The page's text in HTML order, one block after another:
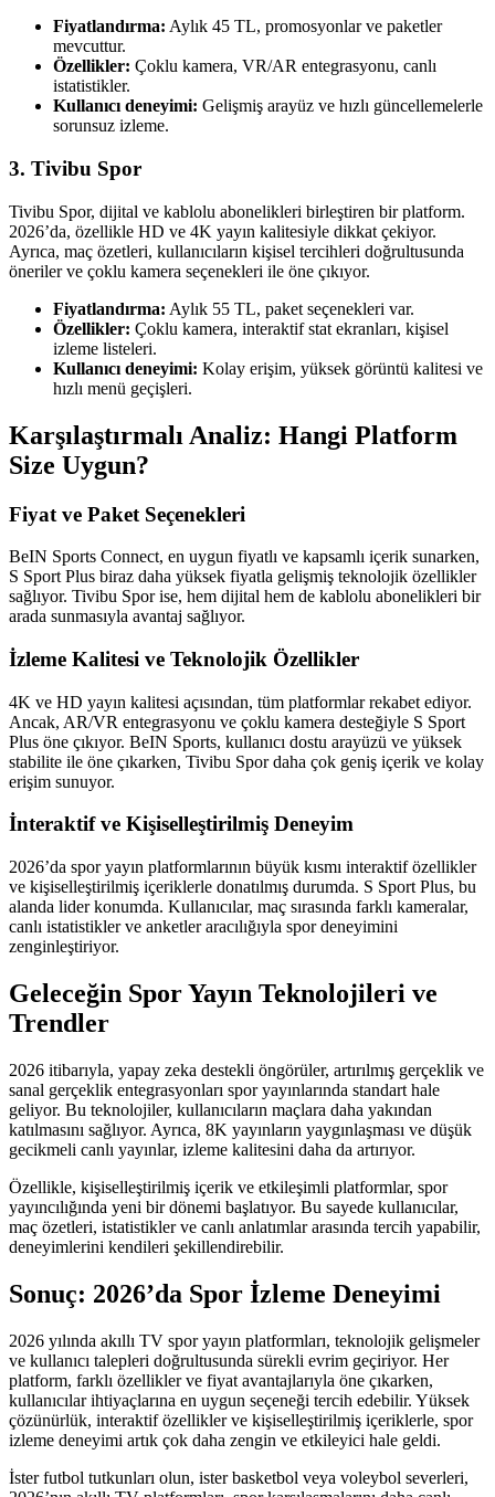
Fiyatlandırma: Aylık 45 TL, promosyonlar ve paketler
mevcuttur.
Özellikler: Çoklu kamera, VR/AR entegrasyonu, canlı
istatistikler.
Kullanıcı deneyimi: Gelişmiş arayüz ve hızlı güncellemelerle
sorunsuz izleme.
3. Tivibu Spor
Tivibu Spor, dijital ve kablolu abonelikleri birleştiren bir platform.
2026’da, özellikle HD ve 4K yayın kalitesiyle dikkat çekiyor.
Ayrıca, maç özetleri, kullanıcıların kişisel tercihleri doğrultusunda
öneriler ve çoklu kamera seçenekleri ile öne çıkıyor.
Fiyatlandırma: Aylık 55 TL, paket seçenekleri var.
Özellikler: Çoklu kamera, interaktif stat ekranları, kişisel
izleme listeleri.
Kullanıcı deneyimi: Kolay erişim, yüksek görüntü kalitesi ve
hızlı menü geçişleri.
Karşılaştırmalı Analiz: Hangi Platform
Size Uygun?
Fiyat ve Paket Seçenekleri
BeIN Sports Connect, en uygun fiyatlı ve kapsamlı içerik sunarken,
S Sport Plus biraz daha yüksek fiyatla gelişmiş teknolojik özellikler
sağlıyor. Tivibu Spor ise, hem dijital hem de kablolu abonelikleri bir
arada sunmasıyla avantaj sağlıyor.
İzleme Kalitesi ve Teknolojik Özellikler
4K ve HD yayın kalitesi açısından, tüm platformlar rekabet ediyor.
Ancak, AR/VR entegrasyonu ve çoklu kamera desteğiyle S Sport
Plus öne çıkıyor. BeIN Sports, kullanıcı dostu arayüzü ve yüksek
stabilite ile öne çıkarken, Tivibu Spor daha çok geniş içerik ve kolay
erişim sunuyor.
İnteraktif ve Kişiselleştirilmiş Deneyim
2026’da spor yayın platformlarının büyük kısmı interaktif özellikler
ve kişiselleştirilmiş içeriklerle donatılmış durumda. S Sport Plus, bu
alanda lider konumda. Kullanıcılar, maç sırasında farklı kameralar,
canlı istatistikler ve anketler aracılığıyla spor deneyimini
zenginleştiriyor.
Geleceğin Spor Yayın Teknolojileri ve
Trendler
2026 itibarıyla, yapay zeka destekli öngörüler, artırılmış gerçeklik ve
sanal gerçeklik entegrasyonları spor yayınlarında standart hale
geliyor. Bu teknolojiler, kullanıcıların maçlara daha yakından
katılmasını sağlıyor. Ayrıca, 8K yayınların yaygınlaşması ve düşük
gecikmeli canlı yayınlar, izleme kalitesini daha da artırıyor.
Özellikle, kişiselleştirilmiş içerik ve etkileşimli platformlar, spor
yayıncılığında yeni bir dönemi başlatıyor. Bu sayede kullanıcılar,
maç özetleri, istatistikler ve canlı anlatımlar arasında tercih yapabilir,
deneyimlerini kendileri şekillendirebilir.
Sonuç: 2026’da Spor İzleme Deneyimi
2026 yılında akıllı TV spor yayın platformları, teknolojik gelişmeler
ve kullanıcı talepleri doğrultusunda sürekli evrim geçiriyor. Her
platform, farklı özellikler ve fiyat avantajlarıyla öne çıkarken,
kullanıcılar ihtiyaçlarına en uygun seçeneği tercih edebilir. Yüksek
çözünürlük, interaktif özellikler ve kişiselleştirilmiş içeriklerle, spor
izleme deneyimi artık çok daha zengin ve etkileyici hale geldi.
İster futbol tutkunları olun, ister basketbol veya voleybol severleri,